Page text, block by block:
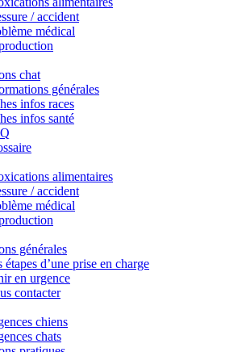
/ accident
médical
chat
générales
infos races
infos santé
alimentaires
/ accident
médical
générales
étapes d’une prise en charge
en urgence
contacter
chiens
chats